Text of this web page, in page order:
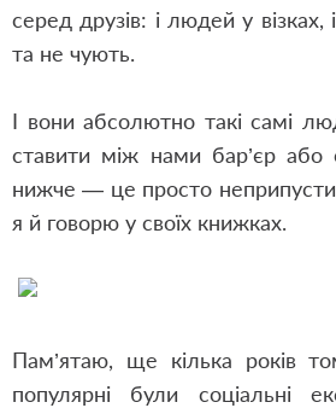
серед друзів: і людей у
та не чують.
І вони абсолютно такі самі
ставити між нами бар’єр або
нижче — це просто
я й говорю у своїх книжках.
Пам’ятаю, ще кілька років
популярні були соціальні